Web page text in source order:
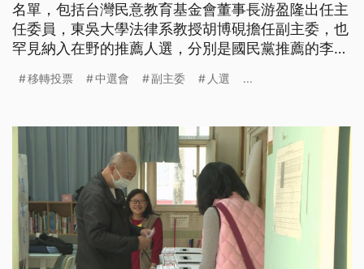
名單，包括台灣民意教育基金會董事長游盈隆出任主
任委員，東吳大學法律系教授胡博硯擔任副主委，也
罕見納入在野的推薦人選，分別是國民黨推薦的李禮
表示，接受提名是苦差事、跳火坑，會不計毀譽，接
移轉投票 中選會 副主委 人選 ...